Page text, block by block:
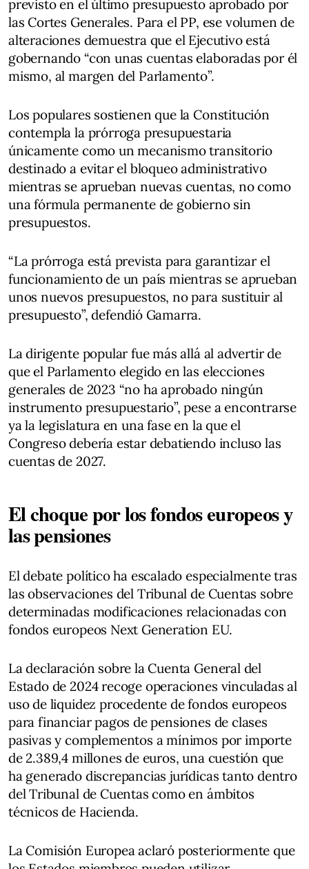
previsto en el último presupuesto aprobado por
las Cortes Generales. Para el PP, ese volumen de
alteraciones demuestra que el Ejecutivo está
gobernando “con unas cuentas elaboradas por él
mismo, al margen del Parlamento”.
Los populares sostienen que la Constitución
contempla la prórroga presupuestaria
únicamente como un mecanismo transitorio
destinado a evitar el bloqueo administrativo
mientras se aprueban nuevas cuentas, no como
una fórmula permanente de gobierno sin
presupuestos.
“La prórroga está prevista para garantizar el
funcionamiento de un país mientras se aprueban
unos nuevos presupuestos, no para sustituir al
presupuesto”, defendió Gamarra.
La dirigente popular fue más allá al advertir de
que el Parlamento elegido en las elecciones
generales de 2023 “no ha aprobado ningún
instrumento presupuestario”, pese a encontrarse
ya la legislatura en una fase en la que el
Congreso debería estar debatiendo incluso las
cuentas de 2027.
El choque por los fondos europeos y
las pensiones
El debate político ha escalado especialmente tras
las observaciones del Tribunal de Cuentas sobre
determinadas modificaciones relacionadas con
fondos europeos Next Generation EU.
La declaración sobre la Cuenta General del
Estado de 2024 recoge operaciones vinculadas al
uso de liquidez procedente de fondos europeos
para financiar pagos de pensiones de clases
pasivas y complementos a mínimos por importe
de 2.389,4 millones de euros, una cuestión que
ha generado discrepancias jurídicas tanto dentro
del Tribunal de Cuentas como en ámbitos
técnicos de Hacienda.
La Comisión Europea aclaró posteriormente que